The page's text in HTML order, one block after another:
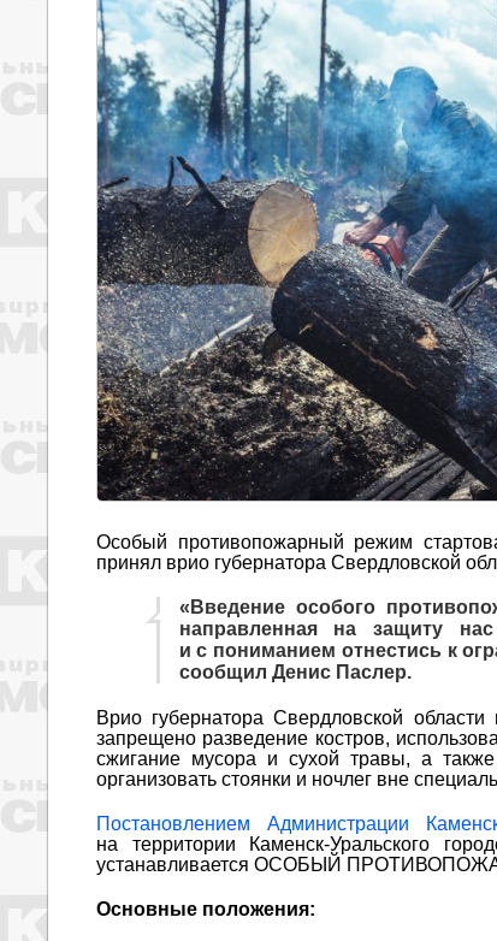
Особый противопожарный режим
принял врио губернатора Свердловской
«Введение особого
направленная на защиту
и с пониманием отнестись к
сообщил Денис Паслер.
Врио губернатора Свердловской
запрещено разведение костров,
сжигание мусора и сухой травы, а
организовать стоянки и ночлег вне
Постановлением Администрации
на территории Каменск-Уральского
устанавливается ОСОБЫЙ
Основные положения: